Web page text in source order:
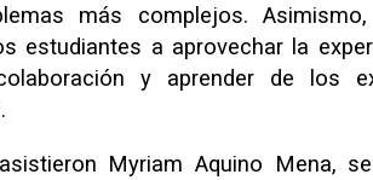
más complejos.
estudiantes a aprovechar la
y aprender de los
Myriam Aquino Mena,